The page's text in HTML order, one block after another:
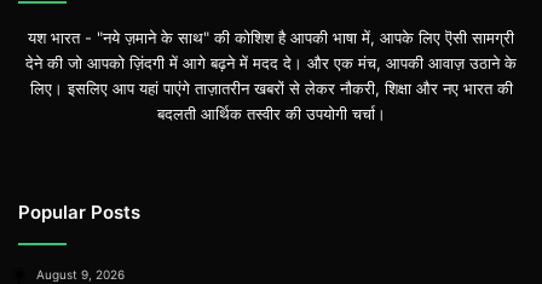
यश भारत - "नये ज़माने के साथ" की कोशिश है आपकी भाषा में, आपके लिए ऎसी सामग्री
देने की जो आपको ज़िंदगी में आगे बढ़ने में मदद दे। और एक मंच, आपकी आवाज़ उठाने के
लिए। इसलिए आप यहां पाएंगे ताज़ातरीन खबरों से लेकर नौकरी, शिक्षा और नए भारत की
बदलती आर्थिक तस्वीर की उपयोगी चर्चा।
Popular Posts
August 9, 2026